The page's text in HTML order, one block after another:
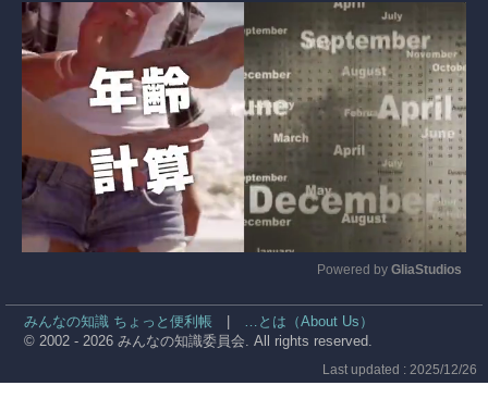
Powered by GliaStudios
みんなの知識 ちょっと便利帳
…とは（About Us）
© 2002 - 2026 みんなの知識委員会. All rights reserved.
Last updated : 2025/12/26